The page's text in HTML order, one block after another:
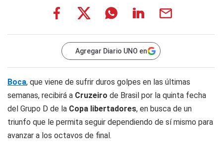
Agregar Diario UNO en
Boca, que viene de sufrir duros golpes en las últimas
semanas, recibirá a Cruzeiro de Brasil por la quinta fecha
del Grupo D de la Copa libertadores, en busca de un
triunfo que le permita seguir dependiendo de sí mismo para
avanzar a los octavos de final.